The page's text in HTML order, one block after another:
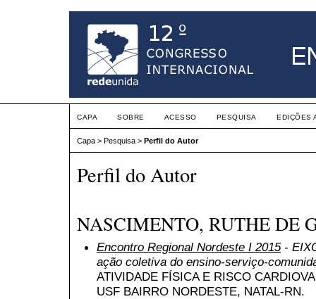
CAPA SOBRE ACESSO PESQUISA EDIÇÕES
Capa > Pesquisa > Perfil do Autor
Perfil do Autor
NASCIMENTO, RUTHE DE
Encontro Regional Nordeste I 2015-
ação coletiva do ensino-serviço-
ATIVIDADE FÍSICA E RISCO
USF BAIRRO NORDESTE, NATAL-RN.